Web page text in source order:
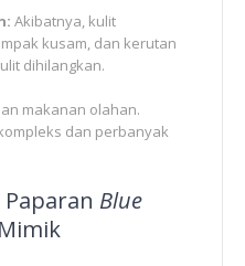
Akibatnya, kulit
kusam, dan kerutan
dihilangkan.
makanan olahan.
dan perbanyak
Paparan Blue